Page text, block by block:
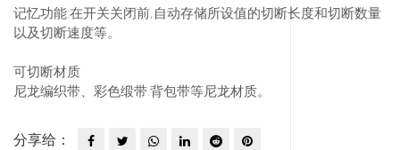
记忆功能:在开关关闭前,自动存储所设值的切断长度和切断数量
以及切断速度等。
可切断材质
尼龙编织带、彩色缎带.背包带等尼龙材质。
分享给：